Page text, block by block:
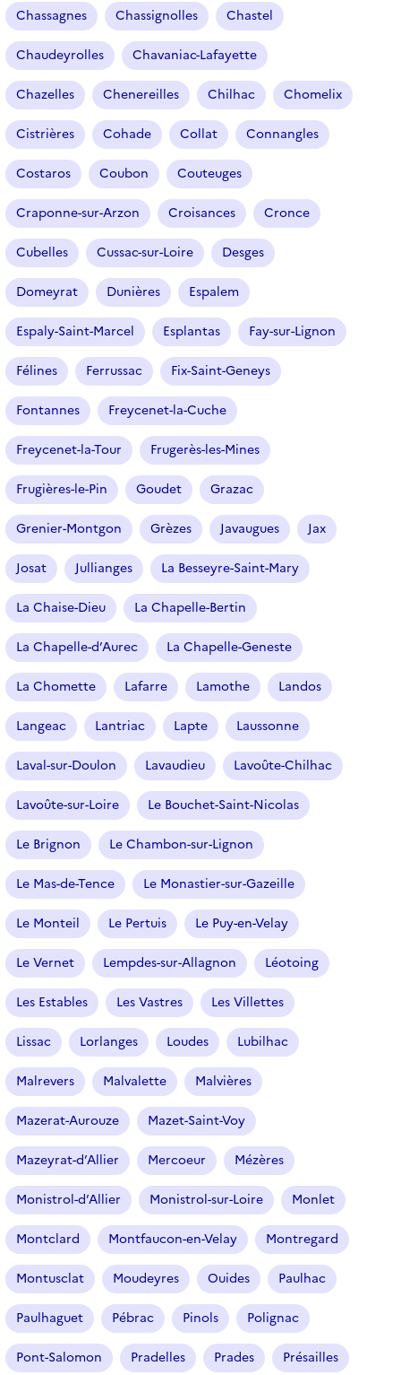
Chassagnes Chassignolles Chastel
Chaudeyrolles Chavaniac-Lafayette
Chazelles Chenereilles Chilhac Chomelix
Cistrières Cohade Collat Connangles
Costaros Coubon Couteuges
Craponne-sur-Arzon Croisances Cronce
Cubelles Cussac-sur-Loire Desges
Domeyrat Dunières Espalem
Espaly-Saint-Marcel Esplantas Fay-sur-Lignon
Félines Ferrussac Fix-Saint-Geneys
Fontannes Freycenet-la-Cuche
Freycenet-la-Tour Frugerès-les-Mines
Frugières-le-Pin Goudet Grazac
Grenier-Montgon Grèzes Javaugues Jax
Josat Jullianges La Besseyre-Saint-Mary
La Chaise-Dieu La Chapelle-Bertin
La Chapelle-d’Aurec La Chapelle-Geneste
La Chomette Lafarre Lamothe Landos
Langeac Lantriac Lapte Laussonne
Laval-sur-Doulon Lavaudieu Lavoûte-Chilhac
Lavoûte-sur-Loire Le Bouchet-Saint-Nicolas
Le Brignon Le Chambon-sur-Lignon
Le Mas-de-Tence Le Monastier-sur-Gazeille
Le Monteil Le Pertuis Le Puy-en-Velay
Le Vernet Lempdes-sur-Allagnon Léotoing
Les Estables Les Vastres Les Villettes
Lissac Lorlanges Loudes Lubilhac
Malrevers Malvalette Malvières
Mazerat-Aurouze Mazet-Saint-Voy
Mazeyrat-d’Allier Mercoeur Mézères
Monistrol-d’Allier Monistrol-sur-Loire Monlet
Montclard Montfaucon-en-Velay Montregard
Montusclat Moudeyres Ouides Paulhac
Paulhaguet Pébrac Pinols Polignac
Pont-Salomon Pradelles Prades Présailles